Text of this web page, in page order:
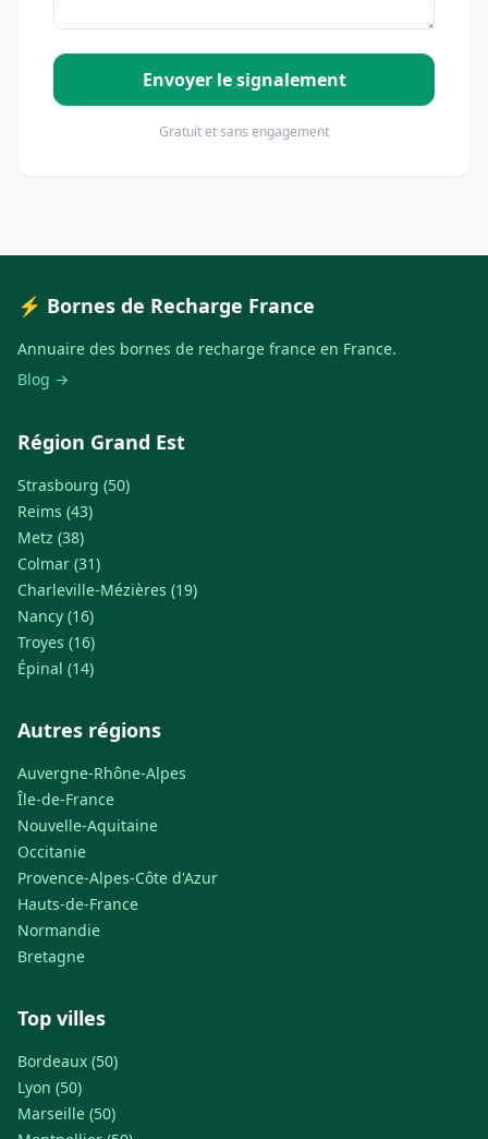
Envoyer le signalement
Gratuit et sans engagement
⚡ Bornes de Recharge France
Annuaire des bornes de recharge france en France.
Blog →
Région Grand Est
Strasbourg (50)
Reims (43)
Metz (38)
Colmar (31)
Charleville-Mézières (19)
Nancy (16)
Troyes (16)
Épinal (14)
Autres régions
Auvergne-Rhône-Alpes
Île-de-France
Nouvelle-Aquitaine
Occitanie
Provence-Alpes-Côte d'Azur
Hauts-de-France
Normandie
Bretagne
Top villes
Bordeaux (50)
Lyon (50)
Marseille (50)